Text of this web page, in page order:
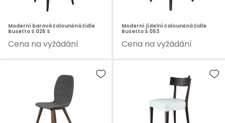
Moderní barová čalouněná židle
Busetto S 025 S
Cena na vyžádání
Moderní jídelní čalouněná židle
Busetto S 053
Cena na vyžádání